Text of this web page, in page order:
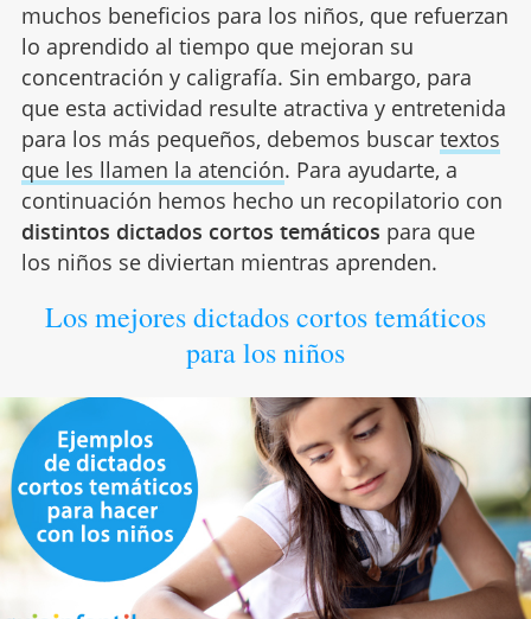
muchos beneficios para los niños, que refuerzan
lo aprendido al tiempo que mejoran su
concentración y caligrafía. Sin embargo, para
que esta actividad resulte atractiva y entretenida
para los más pequeños, debemos buscar textos
que les llamen la atención. Para ayudarte, a
continuación hemos hecho un recopilatorio con
distintos dictados cortos temáticos para que
los niños se diviertan mientras aprenden.
Los mejores dictados cortos temáticos
para los niños